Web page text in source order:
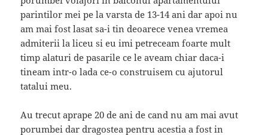
parintilor mei pe la varsta de 13-14 ani dar apoi nu
am mai fost lasat sa-i tin deoarece venea vremea
admiterii la liceu si eu imi petreceam foarte mult
timp alaturi de pasarile ce le aveam chiar daca-i
tineam intr-o lada ce-o construisem cu ajutorul
tatalui meu.
Au trecut aprape 20 de ani de cand nu am mai avut
porumbei dar dragostea pentru acestia a fost in